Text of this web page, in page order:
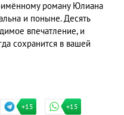
роману Юлиана
и поныне. Десять
впечатление, и
сохранится в вашей
+15 +15